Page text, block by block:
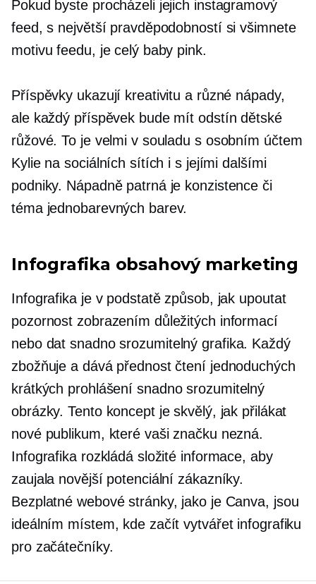
Pokud byste procházeli jejich instagramový
feed, s největší pravděpodobností si všimnete
motivu feedu, je celý baby pink.
Příspěvky ukazují kreativitu a různé nápady,
ale každý příspěvek bude mít odstín dětské
růžové. To je velmi v souladu s osobním účtem
Kylie na sociálních sítích i s jejími dalšími
podniky. Nápadně patrná je konzistence či
téma jednobarevných barev.
Infografika obsahový marketing
Infografika je v podstatě způsob, jak upoutat
pozornost zobrazením důležitých informací
nebo datsnadno srozumitelný grafika. Každý
zbožňuje a dává přednost čtení jednoduchých
krátkých prohlášení snadno srozumitelný
obrázky. Tento koncept je skvělý, jak přilákat
nové publikum, které vaši značku nezná.
Infografika rozkládá složité informace, aby
zaujala novější potenciální zákazníky.
Bezplatné webové stránky, jako je Canva, jsou
ideálním místem, kde začít vytvářet infografiku
pro začátečníky.